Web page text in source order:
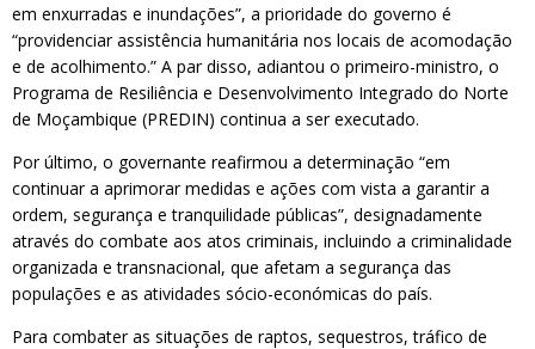
em enxurradas e inundações”, a prioridade do governo é
“providenciar assistência humanitária nos locais de acomodação
e de acolhimento.” A par disso, adiantou o primeiro-ministro, o
Programa de Resiliência e Desenvolvimento Integrado do Norte
de Moçambique (PREDIN) continua a ser executado.
Por último, o governante reafirmou a determinação “em
continuar a aprimorar medidas e ações com vista a garantir a
ordem, segurança e tranquilidade públicas”, designadamente
através do combate aos atos criminais, incluindo a criminalidade
organizada e transnacional, que afetam a segurança das
populações e as atividades sócio-económicas do país.
Para combater as situações de raptos, sequestros, tráfico de